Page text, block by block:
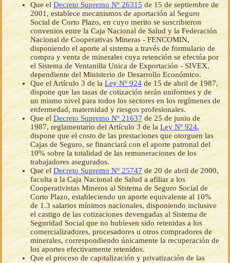
Que el Decreto Supremo Nº 26315 de 15 de septiembre de
2001, establece mecanismos de aportación al Seguro
Social de Corto Plazo, en cuyo merito se suscribieron
convenios entre la Caja Nacional de Salud y la Federación
Nacional de Cooperativas Mineras - FENCOMIN,
disponiendo el aporte al sistema a través de formulario de
compra y venta de minerales cuya retención se efectúa por
el Sistema de Ventanilla Unica de Exportación - SIVEX,
dependiente del Ministerio de Desarrollo Económico.
Que el Artículo 3 de la Ley Nº 924 de 15 de abril de 1987,
dispone que las tasas de cotización serán uniformes y de
un mismo nivel para todos los sectores en los regímenes de
enfermedad, maternidad y riesgos profesionales.
Que elDecreto Supremo Nº 21637 de 25 de junio de
1987, reglamentario del Artículo 3 de la Ley Nº 924,
dispone que el costo de las prestaciones que otorguen las
Cajas de Seguro, se financiará con el aporte patronal del
10% sobre la totalidad de las remuneraciones de los
trabajadores asegurados.
Que elDecreto Supremo Nº 25747 de 20 de abril de 2000,
faculta a la Caja Nacional de Salud a afiliar a los
Cooperativistas Mineros al Sistema de Seguro Social de
Corto Plazo, estableciendo un aporte equivalente al 10%
de 1.3 salarios mínimos nacionales, disponiendo inclusive
el castigo de las cotizaciones devengadas al Sistema de
Seguridad Social que no hubiesen sido retenidas a los
comercializadores, procesadores u otros compradores de
minerales, correspondiendo únicamente la recuperación de
los aportes efectivamente retenidos.
Que el proceso de capitalización y privatización de las